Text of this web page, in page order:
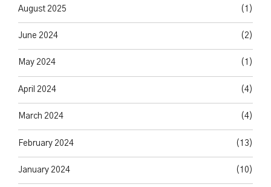
August 2025 (1)
June 2024 (2)
May 2024 (1)
April 2024 (4)
March 2024 (4)
February 2024 (13)
January 2024 (10)